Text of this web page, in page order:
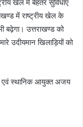
खेल में बेहतर सुविधाएं
में राष्ट्रीय खेल के
बढ़ेगा। उत्तराखण्ड को
उदीयमान खिलाड़ियों को
एवं स्थानिक आयुक्त अजय